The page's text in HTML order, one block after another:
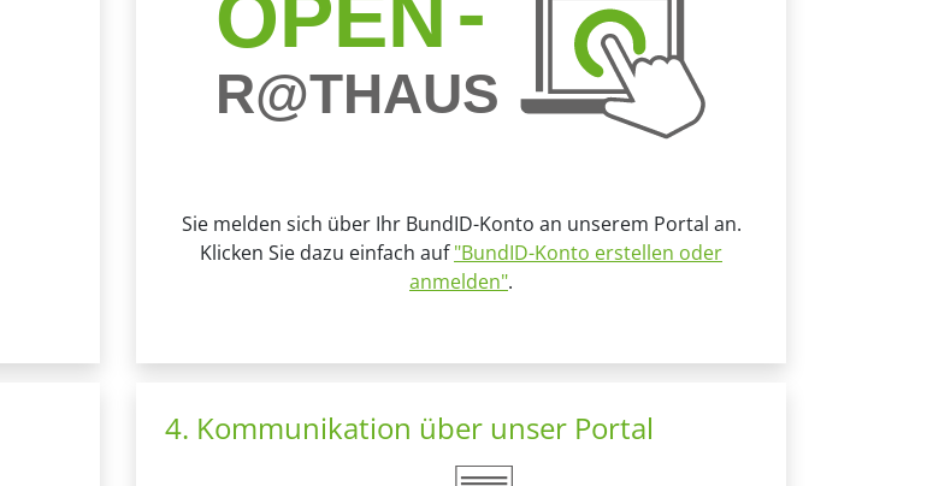
Sie melden sich über Ihr BundID-Konto an unserem Portal an.
Klicken Sie dazu einfach auf"BundID-Konto erstellen oder
anmelden".
4. Kommunikation über unser Portal